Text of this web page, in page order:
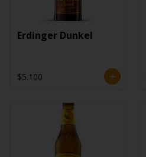
Erdinger Dunkel
$5.100